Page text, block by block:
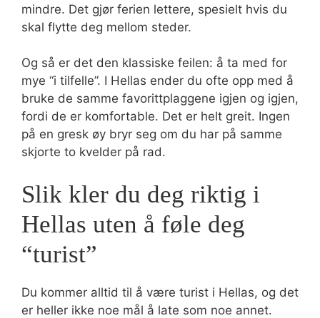
mindre. Det gjør ferien lettere, spesielt hvis du
skal flytte deg mellom steder.
Og så er det den klassiske feilen: å ta med for
mye “i tilfelle”. I Hellas ender du ofte opp med å
bruke de samme favorittplaggene igjen og igjen,
fordi de er komfortable. Det er helt greit. Ingen
på en gresk øy bryr seg om du har på samme
skjorte to kvelder på rad.
Slik kler du deg riktig i
Hellas uten å føle deg
“turist”
Du kommer alltid til å være turist i Hellas, og det
er heller ikke noe mål å late som noe annet.